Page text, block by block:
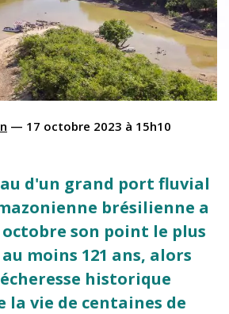
— 17 octobre 2023 à 15h10
d'un grand port fluvial
brésilienne a
son point le plus
moins 121 ans, alors
historique
la vie de centaines de